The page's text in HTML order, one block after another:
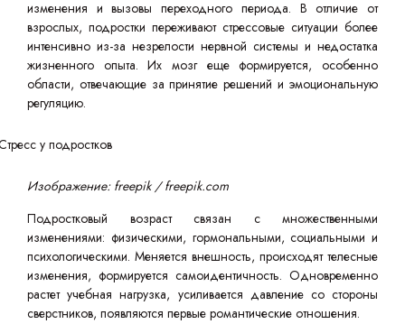
изменения и вызовы переходного периода. В отличие от
взрослых, подростки переживают стрессовые ситуации более
интенсивно из-за незрелости нервной системы и недостатка
жизненного опыта. Их мозг еще формируется, особенно
области, отвечающие за принятие решений и эмоциональную
регуляцию.
Изображение: freepik / freepik.com
Подростковый возраст связан с множественными
изменениями: физическими, гормональными, социальными и
психологическими. Меняется внешность, происходят телесные
изменения, формируется самоидентичность. Одновременно
растет учебная нагрузка, усиливается давление со стороны
сверстников, появляются первые романтические отношения.